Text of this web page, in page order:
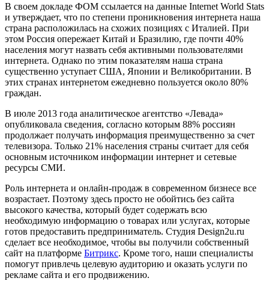
В своем докладе ФОМ ссылается на данные Internet World Stats
и утверждает, что по степени проникновения интернета наша
страна расположилась на схожих позициях с Италией. При
этом Россия опережает Китай и Бразилию, где почти 40%
населения могут назвать себя активными пользователями
интернета. Однако по этим показателям наша страна
существенно уступает США, Японии и Великобритании. В
этих странах интернетом ежедневно пользуется около 80%
граждан.
В июле 2013 года аналитическое агентство «Левада»
опубликовала сведения, согласно которым 88% россиян
продолжает получать информация преимущественно за счет
телевизора. Только 21% населения страны считает для себя
основным источником информации интернет и сетевые
ресурсы СМИ.
Роль интернета и онлайн-продаж в современном бизнесе все
возрастает. Поэтому здесь просто не обойтись без сайта
высокого качества, который будет содержать всю
необходимую информацию о товарах или услугах, которые
готов предоставить предприниматель. Студия Design2u.ru
сделает все необходимое, чтобы вы получили собственный
сайт на платформе Битрикс. Кроме того, наши специалисты
помогут привлечь целевую аудиторию и оказать услуги по
рекламе сайта и его продвижению.